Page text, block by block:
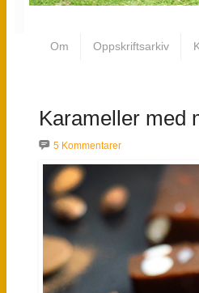
Om Oppskriftsarkiv
Karameller med
5 Kommentarer